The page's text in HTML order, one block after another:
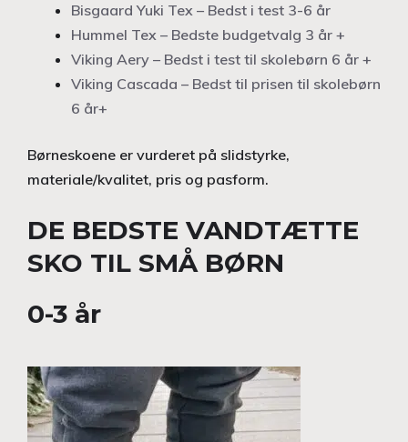
Bisgaard Yuki Tex – Bedst i test 3-6 år
Hummel Tex – Bedste budgetvalg 3 år +
Viking Aery – Bedst i test til skolebørn 6 år +
Viking Cascada – Bedst til prisen til skolebørn
6 år+
Børneskoene er vurderet på slidstyrke,
materiale/kvalitet, pris og pasform.
DE BEDSTE VANDTÆTTE
SKO TIL SMÅ BØRN
0-3 år